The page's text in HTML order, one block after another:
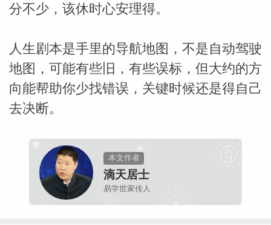
分不少，该休时心安理得。
人生剧本是手里的导航地图，不是自动驾驶
地图，可能有些旧，有些误标，但大约的方
向能帮助你少找错误，关键时候还是得自己
去决断。
本文作者
滴天居士
易学世家传人